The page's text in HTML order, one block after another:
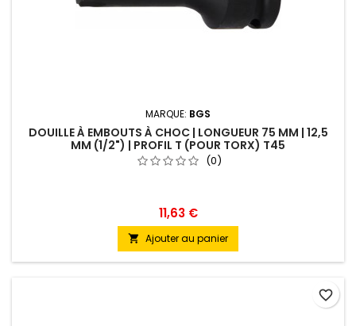
MARQUE: BGS
DOUILLE À EMBOUTS À CHOC | LONGUEUR 75 MM | 12,5
MM (1/2") | PROFIL T (POUR TORX) T45
(0)
11,63 €
 Ajouter au panier
favorite_border